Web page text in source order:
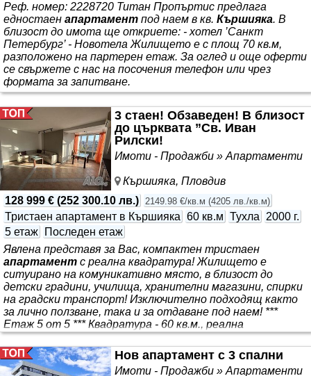
Реф. номер: 2228720 Титан Пропъртис предлага
едностаен апартамент под наем в кв. Кършияка. В
близост до имота ще откриете: - хотел ’Санкт
Петербург’ - Новотела Жилището е с площ 70 кв.м,
разположено на партерен етаж. За оглед и още оферти
се свържете с нас на посочения телефон или чрез
формата за запитване.
3 стаен! Обзаведен! В близост
до църквата ”Св. Иван
Рилски!
Имоти - Продажби » Апартаменти
Кършияка, Пловдив
128 999 € (252 300.10 лв.) 2149.98 €/кв.м (4205 лв./кв.м)
Тристаен апартамент в Кършияка 60 кв.м Тухла
2000 г.
5 етаж
Последен етаж
Явлена представя за Вас, компактен тристаен
апартамент с реална квадратура! Жилището е
ситуирано на комуникативно място, в близост до
детски градини, училища, хранителни магазини, спирки
на градски транспорт! Изключително подходящ както
за лично ползване, така и за отдаване под наем! ***
Етаж 5 от 5 *** Квадратура - 60 кв.м., реална
квадратура *** Изложение - Югозападно ***
Разпределение - светът просторен хол, кът за хранене,
кухненски бокс, 2 спални, баня с тоалетна,
Нов апартамент с 3 спални
Имоти - Продажби » Апартаменти